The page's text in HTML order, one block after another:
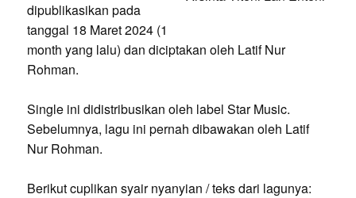
dipublikasikan pada
tanggal 18 Maret 2024 (1
month yang lalu) dan diciptakan oleh Latif Nur
Rohman.
Single ini didistribusikan oleh label Star Music.
Sebelumnya, lagu ini pernah dibawakan oleh Latif
Nur Rohman.
Berikut cuplikan syair nyanyian / teks dari lagunya: